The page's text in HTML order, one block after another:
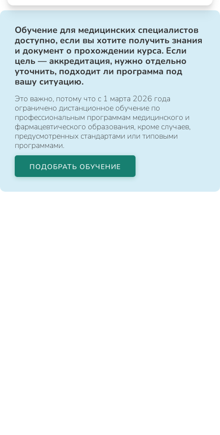
Обучение для медицинских специалистов
доступно, если вы хотите получить знания
и документ о прохождении курса. Если
цель — аккредитация, нужно отдельно
уточнить, подходит ли программа под
вашу ситуацию.
Это важно, потому что с 1 марта 2026 года
ограничено дистанционное обучение по
профессиональным программам медицинского и
фармацевтического образования, кроме случаев,
предусмотренных стандартами или типовыми
программами.
ПОДОБРАТЬ ОБУЧЕНИЕ